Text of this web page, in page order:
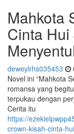
Mahkota
Cinta
deweylrhs035453
Novel ini “Mahkota
romansa yang
terpukau dengan
Cerita itu
https://
crown-kisah-cinta-